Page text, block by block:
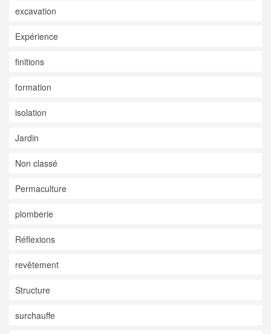
excavation
Expérience
finitions
formation
isolation
Jardin
Non classé
Permaculture
plomberie
Réflexions
revêtement
Structure
surchauffe